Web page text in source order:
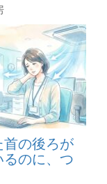
首の後ろが
のに、つ